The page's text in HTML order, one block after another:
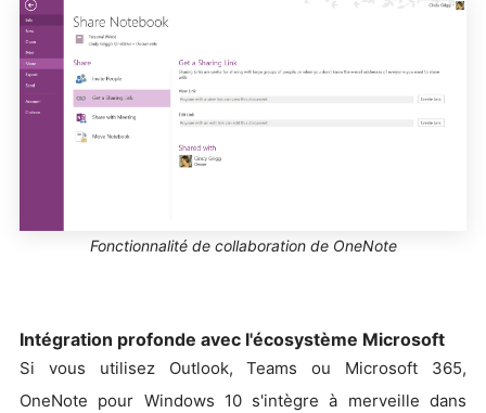
Fonctionnalité de collaboration de OneNote
Intégration profonde avec l'écosystème Microsoft
Si vous utilisez Outlook, Teams ou Microsoft 365,
OneNote pour Windows 10 s'intègre à merveille dans